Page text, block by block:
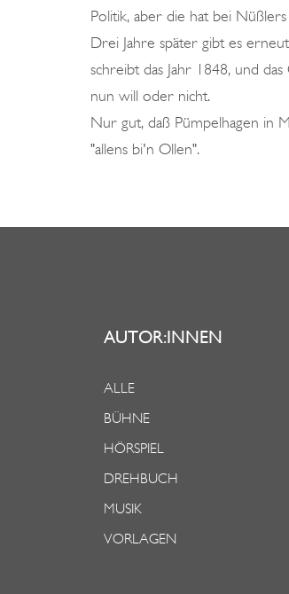
Politik, aber die hat bei
Drei Jahre später gibt es
schreibt das Jahr 1848, und
nun will oder nicht.
Nur gut, daß Pümpelhagen in
"allens bi'n Ollen".
AUTOR:INNEN
ALLE
BÜHNE
HÖRSPIEL
DREHBUCH
MUSIK
VORLAGEN